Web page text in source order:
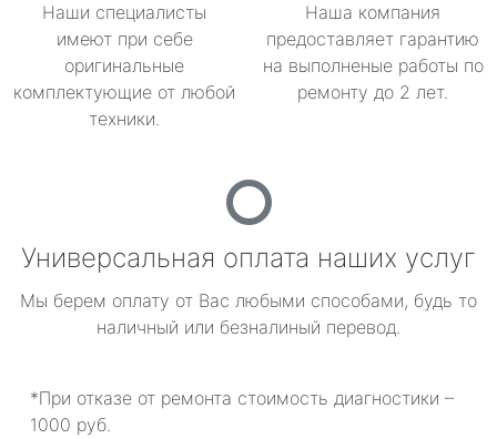
Наши специалисты
имеют при себе
оригинальные
комплектующие от любой
техники.
Наша компания
предоставляет гарантию
на выполненые работы по
ремонту до 2 лет.
Универсальная оплата наших услуг
Мы берем оплату от Вас любыми способами, будь то
наличный или безналиный перевод.
*При отказе от ремонта стоимость диагностики –
1000 руб.